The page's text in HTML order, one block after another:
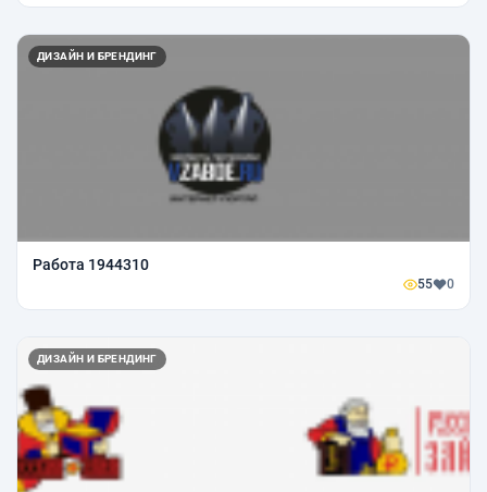
ДИЗАЙН И БРЕНДИНГ
Работа 1944310
55 0
ДИЗАЙН И БРЕНДИНГ